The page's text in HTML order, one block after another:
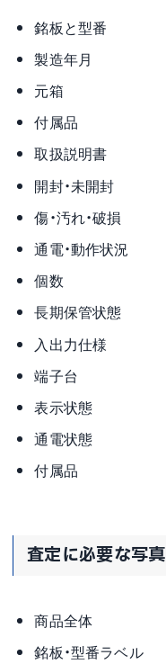
銘板と型番
製造年月
元箱
付属品
取扱説明書
開封・未開封
傷・汚れ・破損
通電・動作状況
個数
長期保管状態
入出力仕様
端子台
表示状態
通電状態
付属品
査定に必要な写真
商品全体
銘板・型番ラベル